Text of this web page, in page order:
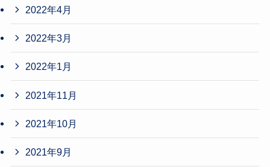
2022年4月
2022年3月
2022年1月
2021年11月
2021年10月
2021年9月